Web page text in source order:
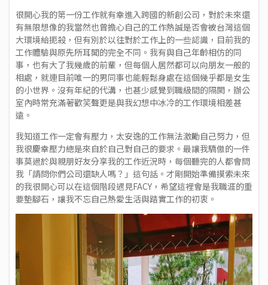
很開心我的第一份工作就有幸進入跨國的新創公司，對於未來還
有無限想像的我當然也曾擔心自己的工作熱誠是否會被台灣這個
大環境給扼殺，但有別於以往對於工作上的一些認識，目前我的
工作體驗與原先所耳聞的完全不同。我有與自己年齡相仿的同
事，也有大了我幾歲的前輩，但每個人居然都可以向朋友一般的
相處，就連目前唯一的男同事也能輕鬆身處在這個幾乎都是女生
的小世界。沒有年紀的代溝，也甚少感覺到職級間的隔閡，辦公
室內時常充滿著歡笑聲更是與我幻想中冰冷的工作環境相差甚
遠。
我知道工作一定會有壓力，太安逸的工作無法激勵自己努力，但
我很慶幸壓力總是來自於自己對自己的要求。最讓我驕傲的一件
事莫過於與親朋好友分享我的工作近況時，每個聽完的人都會問
我「請問你們公司還缺人嗎？」這句話。才剛開始準備摸索未來
的我很開心可以在這個階段遇見FACY，希望這裡會是我職涯的重
要墊腳石，讓我不忘自己熱愛生活與踏實工作的初衷。